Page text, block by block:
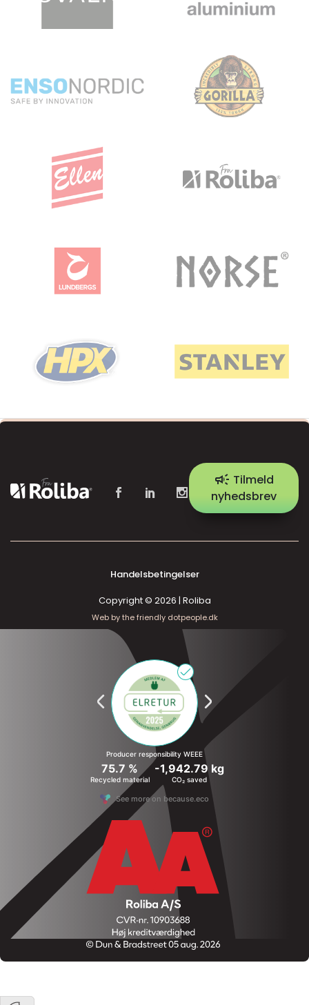
campaign Tilmeld
nyhedsbrev
Handelsbetingelser
Copyright © 2026 | Roliba
Web by the friendly dotpeople.dk